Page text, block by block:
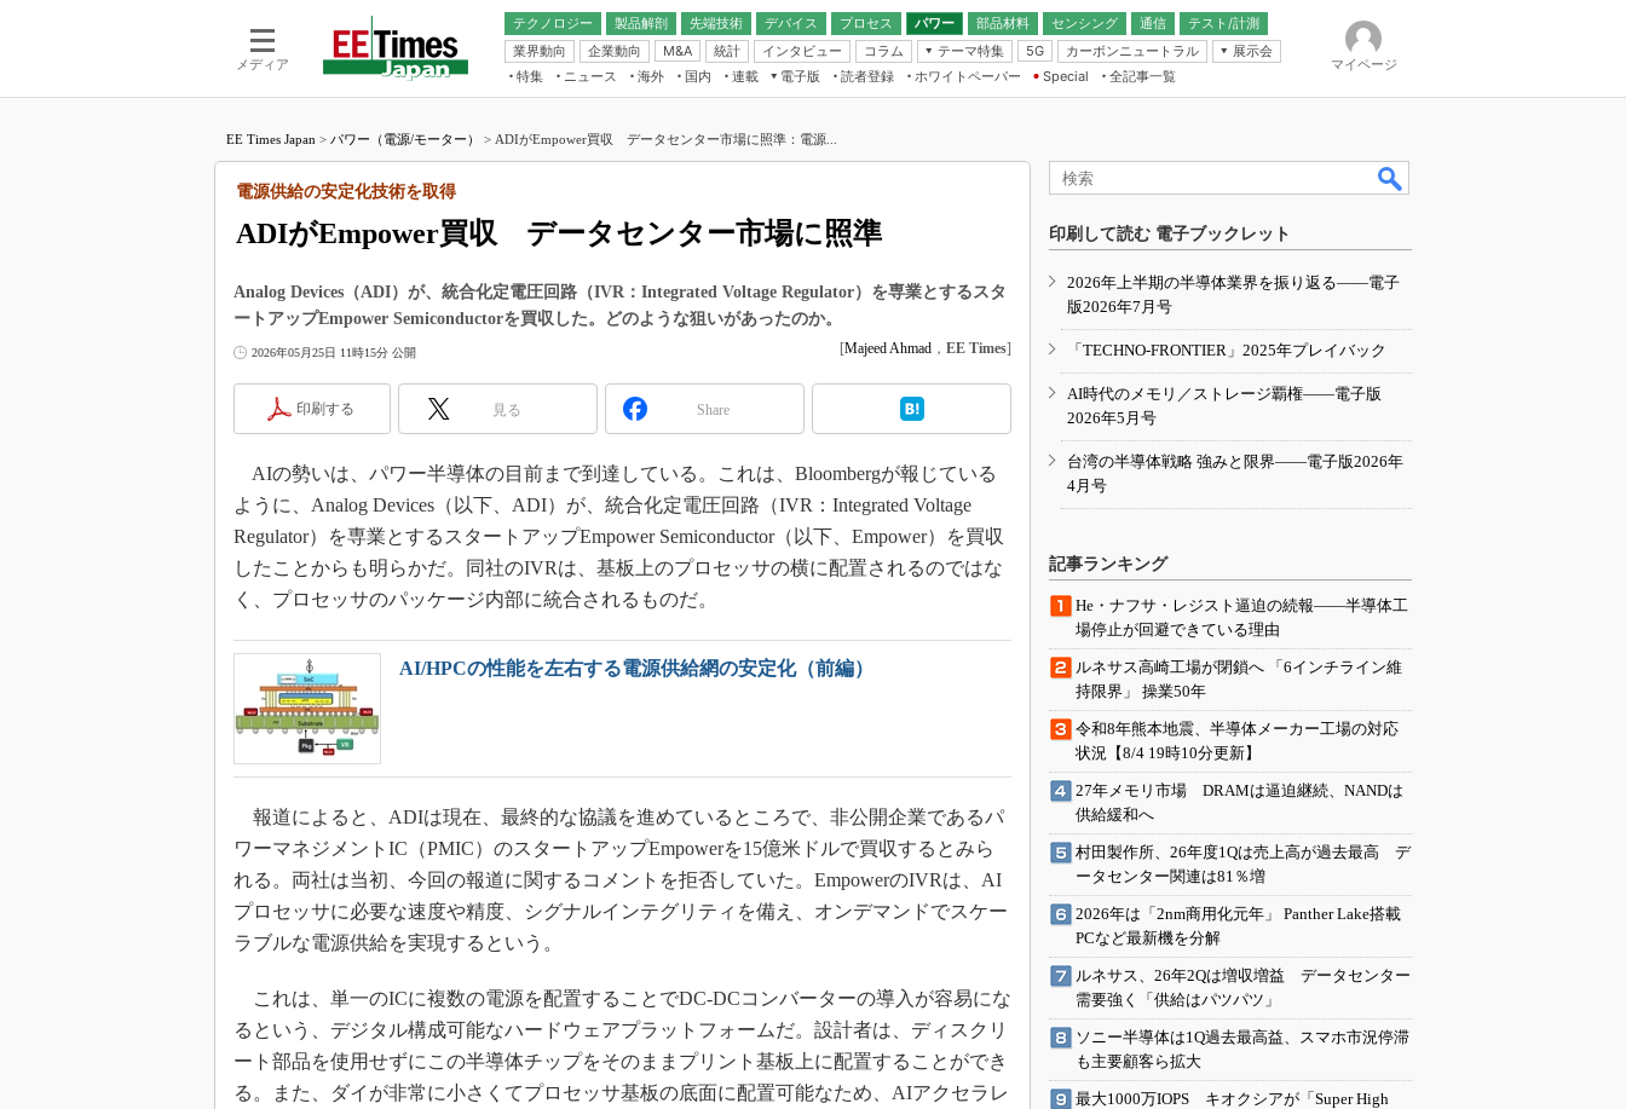
メディア
テクノロジー 製品解剖
先端技術
電池／エネルギー
デバイス
アナログ
マイコン
プロセス パワー 部品材料 センシング
通信
無線
テスト/計測
業界動向
企業動向 M&A 統計 インタビュー コラム
テーマ特集
フィジカルAI
読者調査（EE Times Research）
エレクトロニクス入門（EDN
5G カーボンニュートラル
展示会
IoT・エッジコンピューティング
EXPO
TECHNO-FRONTIER
人とくるま展
特集 ニュース 海外 国内
連載
福田昭のデバイス通信
大山聡の業界スコープ
リタイア直前エンジニアの社会人大
学漂流記
踊るバズワード ～Behind the
Buzzword
で起こること
製品分解で探るアジアの新トレンド
光伝送技術を知る
“異端児エンジニア”が仕掛けた社内
改革、執念の180日
イノベーションは日本を救うのか
JASA発IoT通信
ための新行動論
電子版
電子ブックレット
読者登録 ホワイトペーパー
Special
全記事一覧
マイページ
EE Times Japan > パワー（電源/モーター） > ADIがEmpower買収 データセンター市場に照準：電源...
ADIがEmpower買収 データセンター市場に照準
電源供給の安定化技術を取得
Analog Devices（ADI）が、統合化定電圧回路（IVR：Integrated Voltage Regulator）を専業とするスタ
ートアップEmpower Semiconductorを買収した。どのような狙いがあったのか。
2026年05月25日 11時15分 公開 [Majeed Ahmad ， EE Times]
印刷する 見る Share
AIの勢いは、パワー半導体の目前まで到達している。これは、Bloombergが報じている
ように、Analog Devices（以下、ADI）が、統合化定電圧回路（IVR：Integrated Voltage
Regulator）を専業とするスタートアップEmpower Semiconductor（以下、Empower）を買収
したことからも明らかだ。同社のIVRは、基板上のプロセッサの横に配置されるのではな
く、プロセッサのパッケージ内部に統合されるものだ。
AI/HPCの性能を左右する電源供給網の安定化（前編）
報道によると、ADIは現在、最終的な協議を進めているところで、非公開企業であるパ
ワーマネジメントIC（PMIC）のスタートアップEmpowerを15億米ドルで買収するとみら
れる。両社は当初、今回の報道に関するコメントを拒否していた。EmpowerのIVRは、AI
プロセッサに必要な速度や精度、シグナルインテグリティを備え、オンデマンドでスケー
ラブルな電源供給を実現するという。
これは、単一のICに複数の電源を配置することでDC-DCコンバーターの導入が容易にな
るという、デジタル構成可能なハードウェアプラットフォームだ。設計者は、ディスクリ
ート部品を使用せずにこの半導体チップをそのままプリント基板上に配置することができ
る。また、ダイが非常に小さくてプロセッサ基板の底面に配置可能なため、AIアクセラレ
印刷して読む 電子ブックレット
2026年上半期の半導体業界を振り返る――電子
版2026年7月号
「TECHNO-FRONTIER」2025年プレイバック
AI時代のメモリ／ストレージ覇権――電子版
2026年5月号
台湾の半導体戦略 強みと限界――電子版2026年
4月号
記事ランキング
He・ナフサ・レジスト逼迫の続報――半導体工
場停止が回避できている理由
ルネサス高崎工場が閉鎖へ 「6インチライン維
持限界」 操業50年
令和8年熊本地震、半導体メーカー工場の対応
状況【8/4 19時10分更新】
27年メモリ市場 DRAMは逼迫継続、NANDは
供給緩和へ
村田製作所、26年度1Qは売上高が過去最高 デ
ータセンター関連は81％増
2026年は「2nm商用化元年」 Panther Lake搭載
PCなど最新機を分解
ルネサス、26年2Qは増収増益 データセンター
需要強く「供給はパツパツ」
ソニー半導体は1Q過去最高益、スマホ市況停滞
も主要顧客ら拡大
最大1000万IOPS キオクシアが「Super High